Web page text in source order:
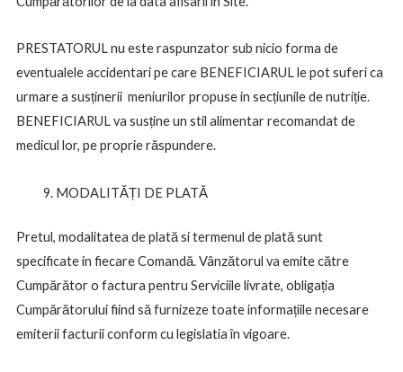
PRESTATORUL nu este raspunzator sub nicio forma de
eventualele accidentari pe care BENEFICIARUL le pot suferi ca
urmare a susținerii meniurilor propuse in secțiunile de nutriție.
BENEFICIARUL va susține un stil alimentar recomandat de
medicul lor, pe proprie răspundere.
MODALITĂȚI DE PLATĂ
Pretul, modalitatea de plată si termenul de plată sunt
specificate in fiecare Comandă. Vânzătorul va emite către
Cumpărător o factura pentru Serviciile livrate, obligația
Cumpărătorului fiind să furnizeze toate informațiile necesare
emiterii facturii conform cu legislatia în vigoare.